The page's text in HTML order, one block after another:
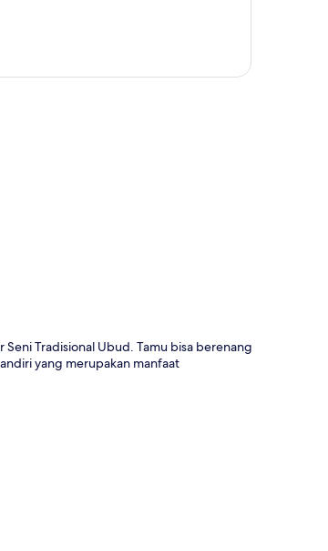
Tradisional Ubud. Tamu bisa berenang
yang merupakan manfaat